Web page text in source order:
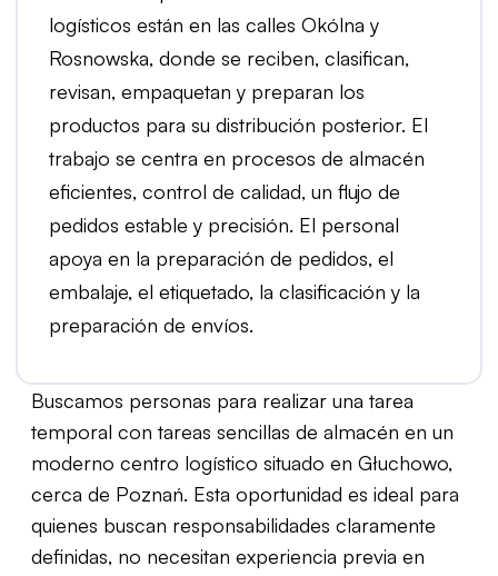
logísticos están en las calles Okólna y
Rosnowska, donde se reciben, clasifican,
revisan, empaquetan y preparan los
productos para su distribución posterior. El
trabajo se centra en procesos de almacén
eficientes, control de calidad, un flujo de
pedidos estable y precisión. El personal
apoya en la preparación de pedidos, el
embalaje, el etiquetado, la clasificación y la
preparación de envíos.
Buscamos personas para realizar una tarea
temporal con tareas sencillas de almacén en un
moderno centro logístico situado en Głuchowo,
cerca de Poznań. Esta oportunidad es ideal para
quienes buscan responsabilidades claramente
definidas, no necesitan experiencia previa en